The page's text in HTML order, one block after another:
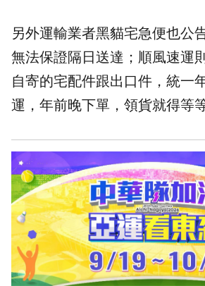
另外運輸業者黑貓宅急便也公
無法保證隔日送達；順風速運
自寄的宅配件跟出口件，統一
運，年前晚下單，領貨就得等等